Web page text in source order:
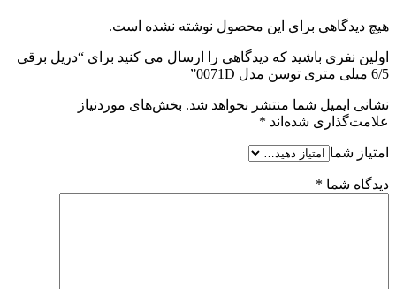
هیچ دیدگاهی برای این محصول نوشته نشده است.
اولین نفری باشید که دیدگاهی را ارسال می کنید برای “دریل برقی
6/5 میلی متری توسن مدل 0071D”
نشانی ایمیل شما منتشر نخواهد شد. بخش‌های موردنیاز
علامت‌گذاری شده‌اند *
امتیاز شما
دیدگاه شما *